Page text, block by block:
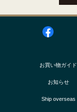
お買い物ガイド
お知らせ
Ship overseas